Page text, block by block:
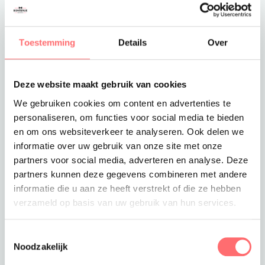
Toestemming Details Over
Deze website maakt gebruik van cookies
We gebruiken cookies om content en advertenties te
personaliseren, om functies voor social media te bieden
en om ons websiteverkeer te analyseren. Ook delen we
informatie over uw gebruik van onze site met onze
partners voor social media, adverteren en analyse. Deze
partners kunnen deze gegevens combineren met andere
informatie die u aan ze heeft verstrekt of die ze hebben
verzameld op basis van uw gebruik van hun services.
Noodzakelijk
3XL
4XL
6XL
7XL
8XL
Levertijd